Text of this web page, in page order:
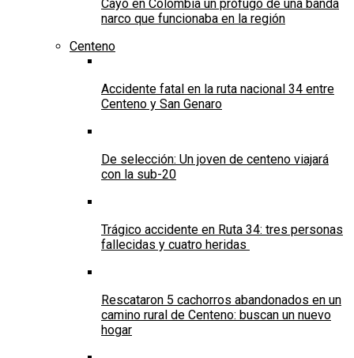
Cayó en Colombia un prófugo de una banda
narco que funcionaba en la región
Centeno
Accidente fatal en la ruta nacional 34 entre
Centeno y San Genaro
De selección: Un joven de centeno viajará
con la sub-20
Trágico accidente en Ruta 34: tres personas
fallecidas y cuatro heridas
Rescataron 5 cachorros abandonados en un
camino rural de Centeno: buscan un nuevo
hogar